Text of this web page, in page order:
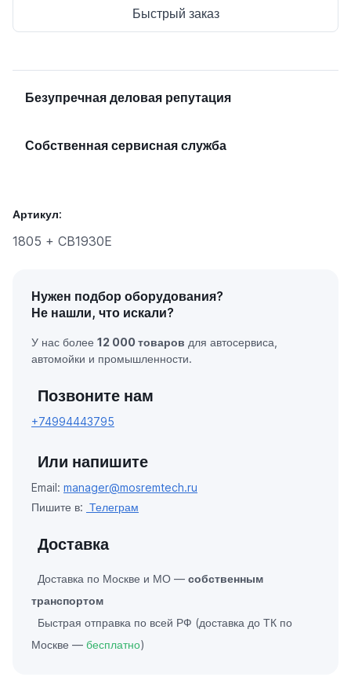
Быстрый заказ
Безупречная деловая репутация
Собственная сервисная служба
Артикул:
1805 + CB1930E
Нужен подбор оборудования?
Не нашли, что искали?
У нас более 12 000 товаров для автосервиса,
автомойки и промышленности.
Позвоните нам
+74994443795
Или напишите
Email: manager@mosremtech.ru
Пишите в: Телеграм
Доставка
Доставка по Москве и МО — собственным
транспортом
Быстрая отправка по всей РФ (доставка до ТК по
Москве — бесплатно)